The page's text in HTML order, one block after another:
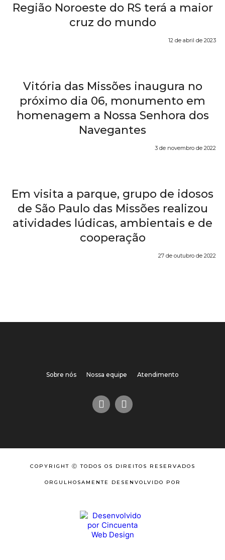
Região Noroeste do RS terá a maior
cruz do mundo
12 de abril de 2023
Vitória das Missões inaugura no
próximo dia 06, monumento em
homenagem a Nossa Senhora dos
Navegantes
3 de novembro de 2022
Em visita a parque, grupo de idosos
de São Paulo das Missões realizou
atividades lúdicas, ambientais e de
cooperação
27 de outubro de 2022
Sobre nós Nossa equipe Atendimento
COPYRIGHT Ⓒ TODOS OS DIREITOS RESERVADOS
ORGULHOSAMENTE DESENVOLVIDO POR